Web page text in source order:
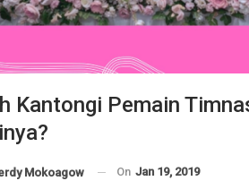
Kantongi Pemain
Mokoagow On Jan 19, 2019